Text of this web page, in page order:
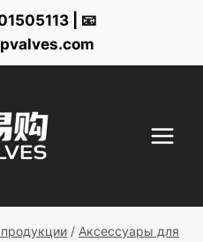
| 📧
продукции / Аксессуары для